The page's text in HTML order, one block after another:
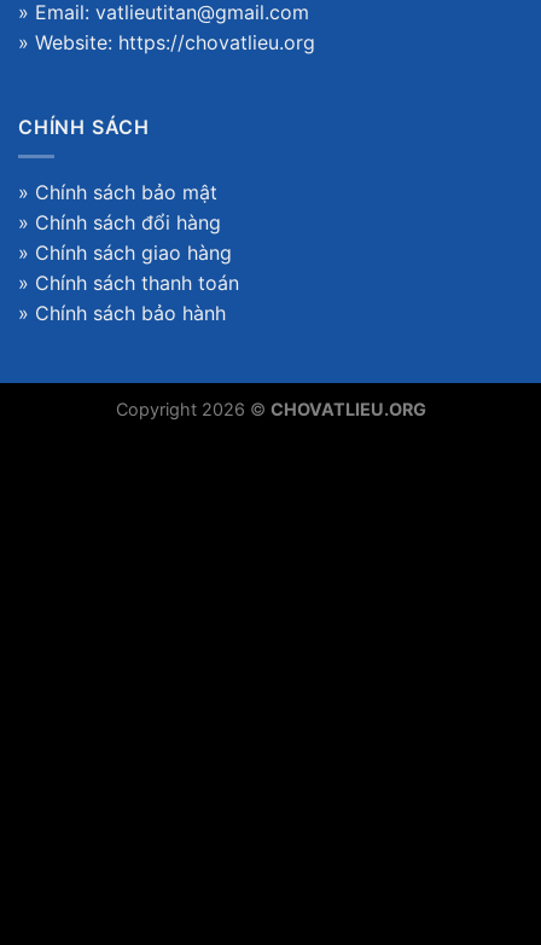
» Email: vatlieutitan@gmail.com
» Website: https://chovatlieu.org
CHÍNH SÁCH
» Chính sách bảo mật
» Chính sách đổi hàng
» Chính sách giao hàng
» Chính sách thanh toán
» Chính sách bảo hành
Copyright 2026 © CHOVATLIEU.ORG